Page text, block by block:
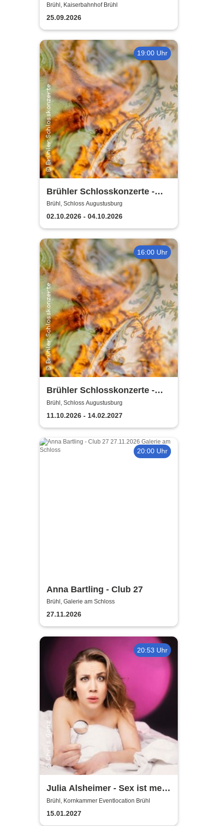
Partymander live |
Kaiserbahnhof Brühl
Brühl, Kaiserbahnhof Brühl
25.09.2026
19:00 Uhr
Brühler Schlosskonzerte -
Haydn-Festival 2026
Brühl, Schloss Augustusburg
02.10.2026 - 04.10.2026
16:00 Uhr
Brühler Schlosskonzerte -
Bach um vier 2026/27
Brühl, Schloss Augustusburg
11.10.2026 - 14.02.2027
20:00 Uhr
Anna Bartling - Club 27
Brühl, Galerie am Schloss
27.11.2026
20:53 Uhr
Julia Alsheimer - Sex ist mehr
als nur 'ne Nummer
Brühl, Kornkammer Eventlocation Brühl
15.01.2027